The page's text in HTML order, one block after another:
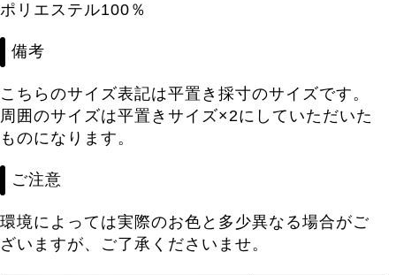
ポリエステル100％
備考
こちらのサイズ表記は平置き採寸のサイズです。
周囲のサイズは平置きサイズ×2にしていただいた
ものになります。
ご注意
環境によっては実際のお色と多少異なる場合がご
ざいますが、ご了承くださいませ。